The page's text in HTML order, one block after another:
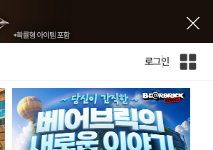
로그인
인
사
이
트